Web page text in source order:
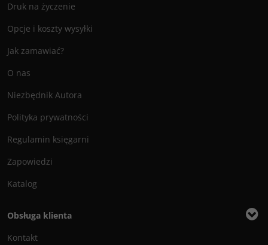
Druk na życzenie
Opcje i koszty wysyłki
Jak zamawiać?
O nas
Niezbędnik Autora
Polityka prywatności
Regulamin księgarni
Zapowiedzi
Katalog
Obsługa klienta
Kontakt